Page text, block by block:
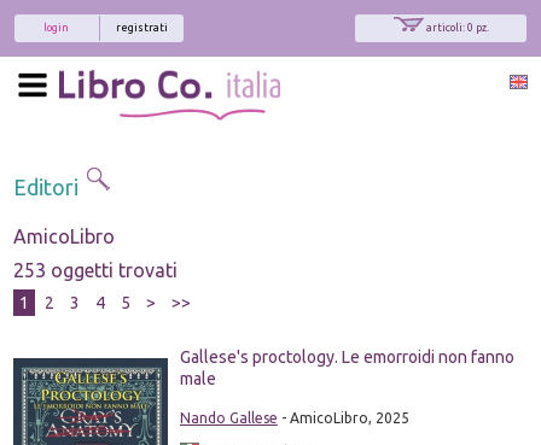
articoli: 0 pz.
registrati
login
Editori
AmicoLibro
253 oggetti trovati
1 2 3 4 5 > >>
Gallese's proctology. Le emorroidi non fanno
male
Nando Gallese - AmicoLibro, 2025